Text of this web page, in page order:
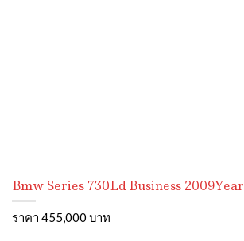
Bmw Series 730Ld Business 2009Year
ราคา 455,000 บาท